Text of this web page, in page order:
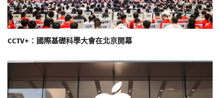
CCTV+：國際基礎科學大會在北京開幕